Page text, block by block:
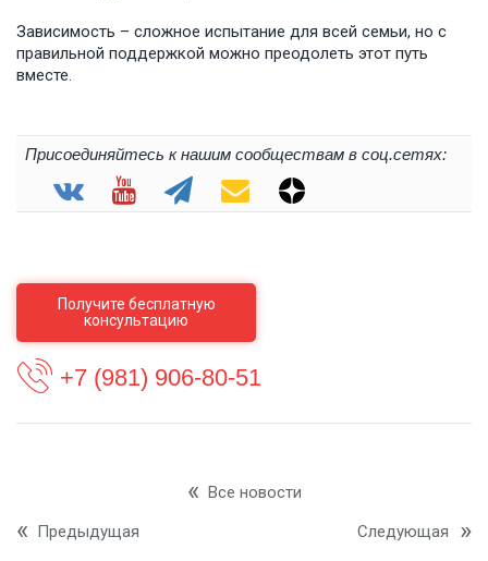
Зависимость – сложное испытание для всей семьи, но с
правильной поддержкой можно преодолеть этот путь
вместе.
Присоединяйтесь к нашим сообществам в соц.сетях:
Получите бесплатную
консультацию
+7 (981) 906-80-51
Все новости
Предыдущая
Следующая